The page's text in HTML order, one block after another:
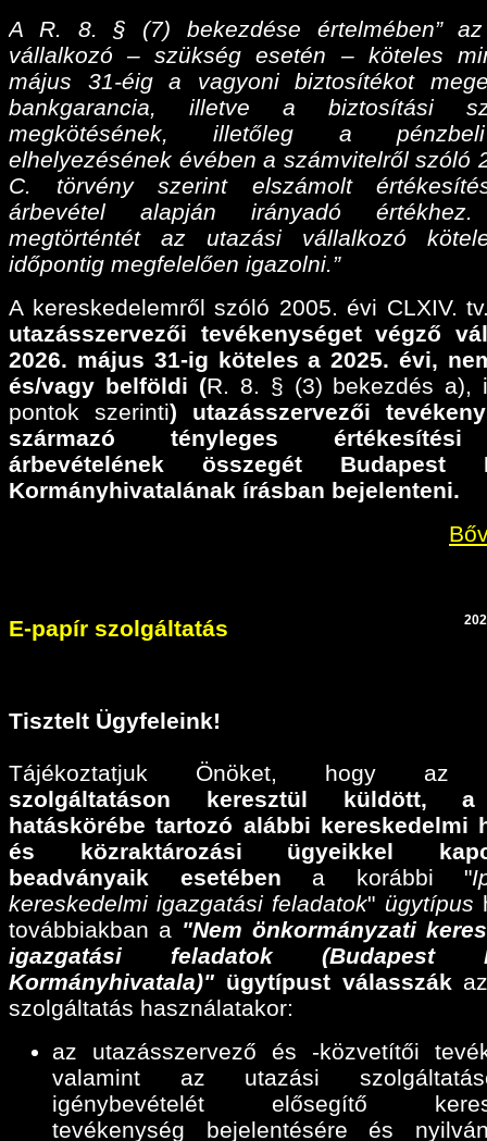
A R. 8. § (7) bekezdése értelmében”
vállalkozó – szükség esetén – köteles
május 31-éig a vagyoni biztosítékot
bankgarancia, illetve a biztosítási
megkötésének, illetőleg a
elhelyezésének évében a számvitelről szóló
C. törvény szerint elszámolt
árbevétel alapján irányadó
megtörténtét az utazási vállalkozó
időpontig megfelelően igazolni.”
A kereskedelemről szóló 2005. évi CLXIV.
utazásszervezői tevékenységet végző
2026. május 31-ig köteles a 2025. évi,
és/vagy belföldi (R. 8. § (3) bekezdés a),
pontok szerinti) utazásszervezői
származó tényleges
árbevételének összegét Budapest
Kormányhivatalának írásban bejelenteni.
E-papír szolgáltatás
Tisztelt Ügyfeleink!
Tájékoztatjuk Önöket, hogy
szolgáltatáson keresztül küldött,a
hatáskörébe tartozó alábbi kereskedelmi
és közraktározási ügyeikkel
beadványaik esetében a korábbi "
kereskedelmi igazgatási feladatok" ügytípus
továbbiakban a "Nem önkormányzati
igazgatási feladatok (Budapest
Kormányhivatala)" ügytípust válasszák
szolgáltatás használatakor:
az utazásszervező és -közvetítői
valamint az utazási
igénybevételét elősegítő
tevékenység bejelentésére és